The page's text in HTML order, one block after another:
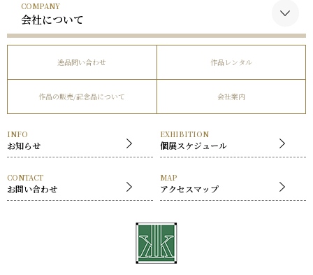
略歴
受賞歴
黒木国昭の作品
谷口榮の作品
COMPANY
会社について
社長挨拶
逸品問い合わせ 作品レンタル
作品の販売/記念品について 会社案内
INFO
お知らせ
EXHIBITION
個展スケジュール
CONTACT
お問い合わせ
MAP
アクセスマップ